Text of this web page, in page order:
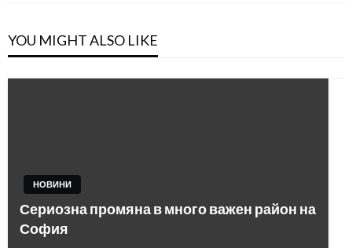
YOU MIGHT ALSO LIKE
НОВИНИ
Сериозна промяна в много важен район на
София